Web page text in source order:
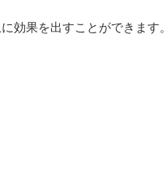
効果を出すことができます。